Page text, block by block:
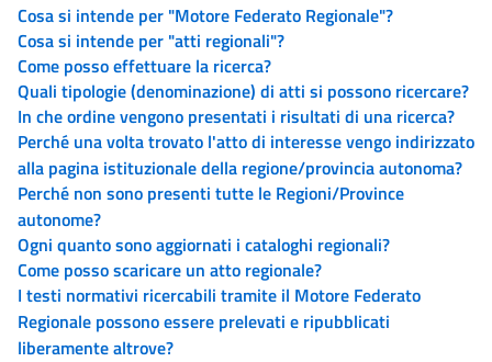
Cosa si intende per "Motore Federato Regionale"?
Cosa si intende per "atti regionali"?
Come posso effettuare la ricerca?
Quali tipologie (denominazione) di atti si possono ricercare?
In che ordine vengono presentati i risultati di una ricerca?
Perché una volta trovato l'atto di interesse vengo indirizzato
alla pagina istituzionale della regione/provincia autonoma?
Perché non sono presenti tutte le Regioni/Province
autonome?
Ogni quanto sono aggiornati i cataloghi regionali?
Come posso scaricare un atto regionale?
I testi normativi ricercabili tramite il Motore Federato
Regionale possono essere prelevati e ripubblicati
liberamente altrove?